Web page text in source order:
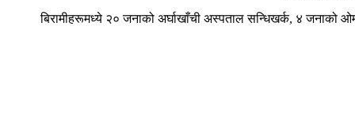
बिरामीहरूमध्ये २० जनाको अर्घाखाँची अस्पताल सन्धिखर्क, ४ जनाको